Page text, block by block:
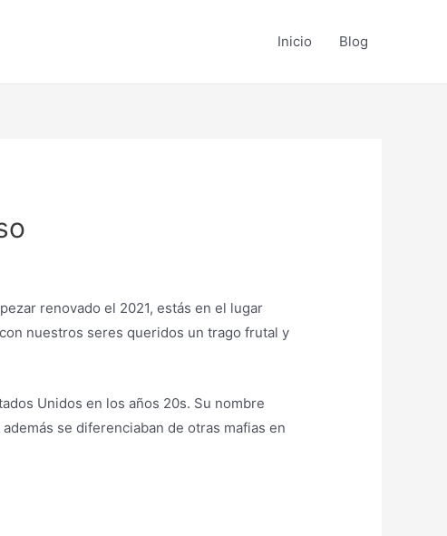
Inicio Blog
renovado el 2021, estás en el lugar
nuestros seres queridos un trago frutal y
Unidos en los años 20s. Su nombre
se diferenciaban de otras mafias en